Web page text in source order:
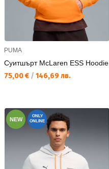
PUMA
Суитшърт McLaren ESS Hoodie
Текуща цена:
75,00 € / 146,69 лв.
NEW
ONLY
ONLINE